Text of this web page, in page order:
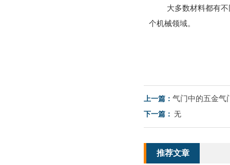
大多数材料都有
个机械领域。
上一篇： 气门中的五金气
下一篇： 无
推荐文章